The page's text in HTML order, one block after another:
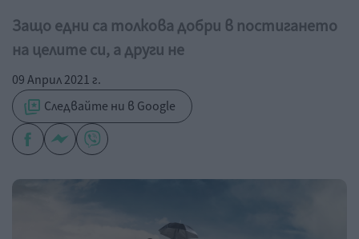
Защо едни са толкова добри в постигането
на целите си, а други не
09 Април 2021 г.
Следвайте ни в Google